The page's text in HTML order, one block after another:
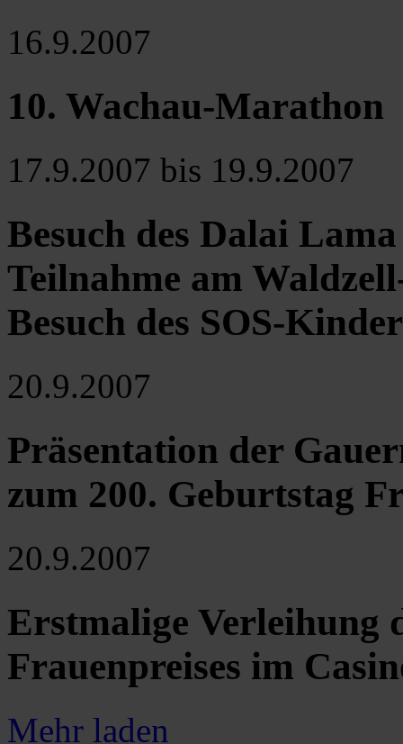
16.9.2007
10. Wachau-Marathon
17.9.2007 bis 19.9.2007
Besuch des Dalai
Teilnahme am
Besuch des SOS-
20.9.2007
Präsentation der
zum 200. Geburtstag
20.9.2007
Erstmalige Verleihung
Frauenpreises im
Mehr laden